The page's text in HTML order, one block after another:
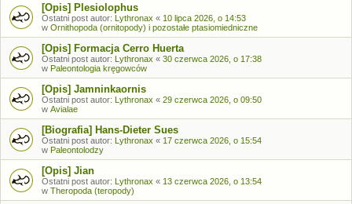
[Opis] Plesiolophus
Ostatni post autor: Lythronax « 10 lipca 2026, o 14:53
w Ornithopoda (ornitopody) i pozostałe ptasiomiedniczne
[Opis] Formacja Cerro Huerta
Ostatni post autor: Lythronax « 30 czerwca 2026, o 17:38
w Paleontologia kręgowców
[Opis] Jamninkaornis
Ostatni post autor: Lythronax « 29 czerwca 2026, o 09:50
w Avialae
[Biografia] Hans-Dieter Sues
Ostatni post autor: Lythronax « 17 czerwca 2026, o 15:54
w Paleontolodzy
[Opis] Jian
Ostatni post autor: Lythronax « 13 czerwca 2026, o 13:54
w Theropoda (teropody)